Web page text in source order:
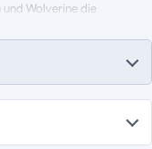
Wolverine die
Actionfigurbis zum